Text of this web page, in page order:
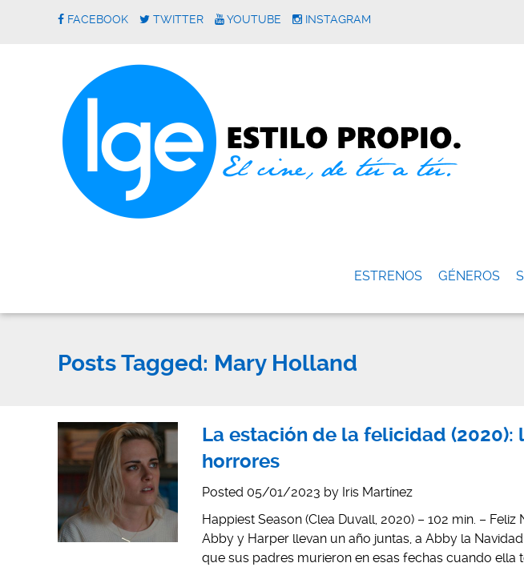
FACEBOOK TWITTER YOUTUBE INSTAGRAM
ESTRENOS GÉNEROS
Posts Tagged: Mary Holland
La estación de la felicidad (2020):
horrores
Posted 05/01/2023 by Iris Martínez
Happiest Season (Clea Duvall, 2020) – 102 min. –
Abby y Harper llevan un año juntas, a Abby la
que sus padres murieron en esas fechas cuando ella